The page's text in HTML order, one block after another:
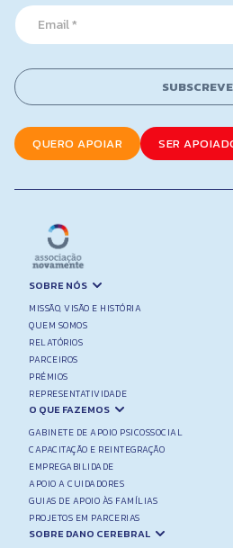
m
a
*
E
m
a
l
*
QUERO APOIAR SER
SOBRE NÓS
MISSÃO, VISÃO E HISTÓRIA
QUEM SOMOS
RELATÓRIOS
PARCEIROS
PRÉMIOS
REPRESENTATIVIDADE
O QUE FAZEMOS
GABINETE DE APOIO PSICOSSOCIAL
CAPACITAÇÃO E REINTEGRAÇÃO
EMPREGABILIDADE
APOIO A CUIDADORES
GUIAS DE APOIO ÀS FAMÍLIAS
PROJETOS EM PARCERIAS
SOBRE DANO CEREBRAL